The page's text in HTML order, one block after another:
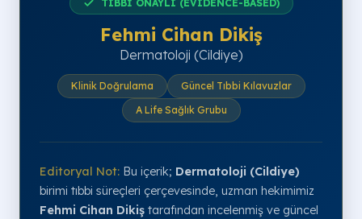
TIBBİ ONAYLI (EVIDENCE-BASED)
Fehmi Cihan Dikiş
Dermatoloji (Cildiye)
Klinik Doğrulama
Güncel Tıbbi Kılavuzlar
A Life Sağlık Grubu
Editoryal Not: Bu içerik; Dermatoloji (Cildiye)
birimi tıbbi süreçleri çerçevesinde, uzman hekimimiz
Fehmi Cihan Dikiş tarafından incelenmiş ve güncel